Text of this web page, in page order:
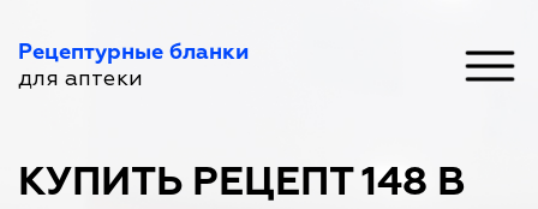
Рецептурные бланки
для аптеки
КУПИТЬ РЕЦЕПТ 148 В